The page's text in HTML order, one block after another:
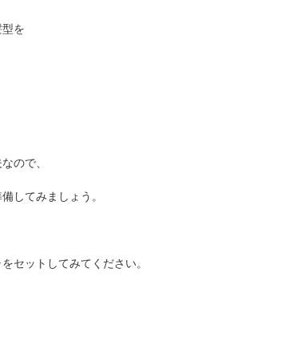
を
ので、
してみましょう。
セットしてみてください。